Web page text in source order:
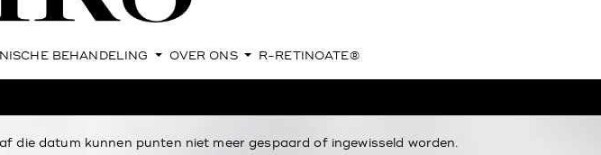
BEHANDELING OVER ONS R-RETINOATE®
die datum kunnen punten niet meer gespaard of ingewisseld worden.